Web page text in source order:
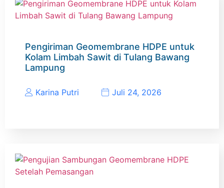
Pengiriman Geomembrane HDPE untuk
Kolam Limbah Sawit di Tulang Bawang
Lampung
Karina Putri Juli 24, 2026